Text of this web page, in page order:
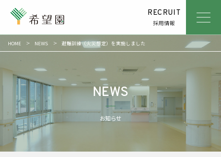
ABOUT 社会福祉法人希望園とは
SERVICE 私たちがしていること
NEWS お知らせ
ACCESS
RECRUIT
採用情報
HOME NEWS 避難訓練（火災想定）を実施しました
NEWS
お知らせ